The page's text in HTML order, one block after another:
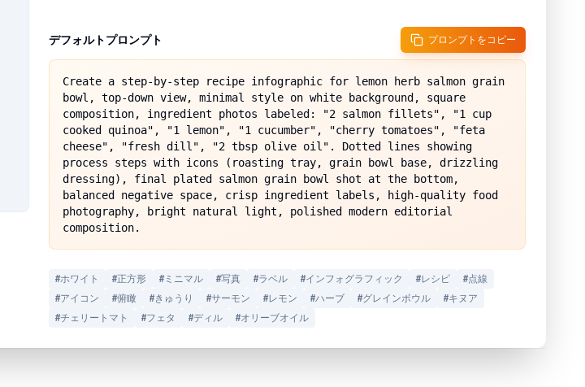
デフォルトプロンプト プロンプトをコピー
Create a step-by-step recipe infographic for lemon herb salmon grain
bowl, top-down view, minimal style on white background, square
composition, ingredient photos labeled: "2 salmon fillets", "1 cup
cooked quinoa", "1 lemon", "1 cucumber", "cherry tomatoes", "feta
cheese", "fresh dill", "2 tbsp olive oil". Dotted lines showing
process steps with icons (roasting tray, grain bowl base, drizzling
dressing), final plated salmon grain bowl shot at the bottom,
balanced negative space, crisp ingredient labels, high-quality food
photography, bright natural light, polished modern editorial
composition.
#ホワイト #正方形 #ミニマル #写真 #ラベル #インフォグラフィック #レシピ #点線
#アイコン #俯瞰 #きゅうり #サーモン #レモン #ハーブ #グレインボウル #キヌア
#チェリートマト #フェタ #ディル #オリーブオイル